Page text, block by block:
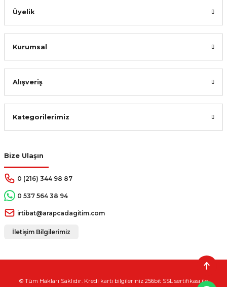
Bize Ulaşın
0 (216) 344 98 87
0 537 564 38 94
irtibat@arapcadagitim.com
İletişim Bilgilerimiz
Üyelik
Kurumsal
Alışveriş
Kategorilerimiz
© Tüm Hakları Saklıdır. Kredi kartı bilgileriniz 256bit SSL sertifikası ile